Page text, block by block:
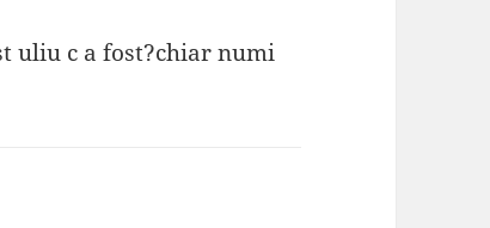
uliu c a fost?chiar numi